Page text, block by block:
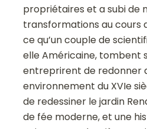
propriétaires et a subi de
transformations au cours
ce qu’un couple de
elle Américaine, tombent
entreprirent de redonner
environnement du XVIe
de redessiner le jardin
de fée moderne, et une